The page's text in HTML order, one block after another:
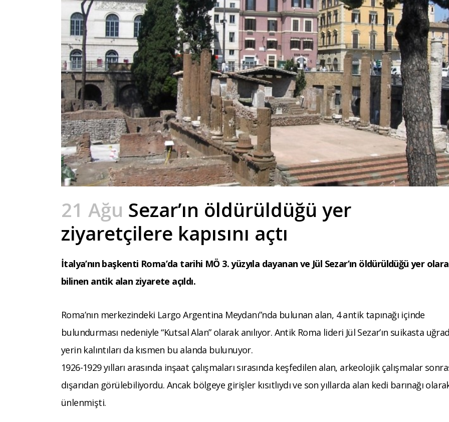
21 Ağu Sezar’ın öldürüldüğü yer
ziyaretçilere kapısını açtı
İtalya’nın başkenti Roma’da tarihi MÖ 3. yüzyıla dayanan ve Jül Sezar’ın öldürüldüğü yer
bilinen antik alan ziyarete açıldı.
Roma’nın merkezindeki Largo Argentina Meydanı”nda bulunan alan, 4 antik tapınağı içinde
bulundurması nedeniyle “Kutsal Alan” olarak anılıyor. Antik Roma lideri Jül Sezar’ın suikasta
yerin kalıntıları da kısmen bu alanda bulunuyor.
1926-1929 yılları arasında inşaat çalışmaları sırasında keşfedilen alan, arkeolojik çalışmalar
dışarıdan görülebiliyordu. Ancak bölgeye girişler kısıtlıydı ve son yıllarda alan kedi barınağı
ünlenmişti.